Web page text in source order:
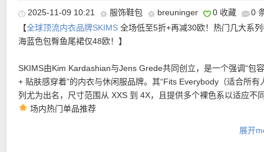
…还有更多KIEHL’S、Charlotte Tilbury、Maison Francis Kurkdjian
购买链接在此
★ 双十一全场8折优惠码：SINGLESDAY2025 有效期至11月11日
支付方式： 信用卡(Visa / MasterCard / American Express)、
转账等
2025-11-09 10:21 服饰鞋包 breuninger 0 收藏
0
【全球顶流内衣品牌SKIMS 全场低至5折+再减30欧！热门几大系
海蓝色包臀鱼尾裙仅48欧！】
SKIMS由Kim Kardashian与Jens Grede共同创立，是一个强调“包
+ 贴肤感穿着”的内衣与休闲服品牌。其“Fits Everybody（适合所有
列尤为出名，尺寸范围从 XXS 到 4X，且提供多个裸色系以适应不
场内热门单品推荐
红博主推荐。非常适合想要修饰曲线、穿衣显瘦显腿长的辣妹。
展开